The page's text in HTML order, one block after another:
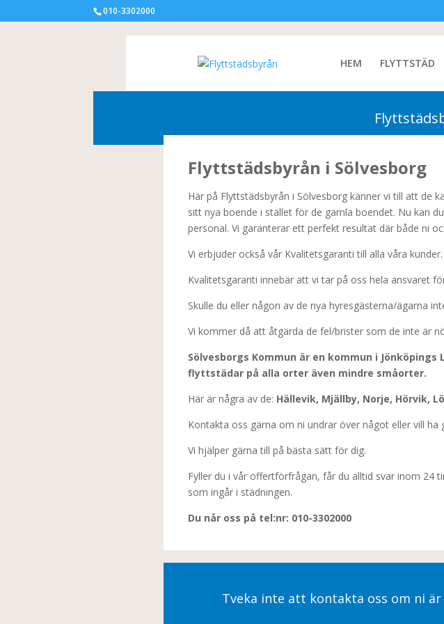
010-3302000
HEM FLYTTSTÄD
Flyttstädsbyrån i Sölvesborg
Här på Flyttstädsbyrån i Sölvesborg känner vi till att de
sitt nya boende i stället för de gamla boendet. Nu kan
personal. Vi garanterar ett perfekt resultat där både ni
Vi erbjuder också vår Kvalitetsgaranti till alla våra kunder.
Kvalitetsgaranti innebär att vi tar på oss hela ansvaret
Skulle du eller någon av de nya hyresgästerna/ägarna
Vi kommer då att åtgärda de fel/brister som de inte är
Sölvesborgs Kommun är en kommun i
flyttstädar på alla orter även mindre småorter.
Här är några av de: Hällevik, Mjällby, Norje, Hörvik,
Kontakta oss gärna om ni undrar över något eller vill ha
Vi hjälper gärna till på bästa sätt för dig.
Fyller du i vår offertförfrågan, får du alltid svar inom 24
som ingår i städningen.
Du når oss på tel:nr: 010-3302000
Tveka inte att kontakta oss om ni